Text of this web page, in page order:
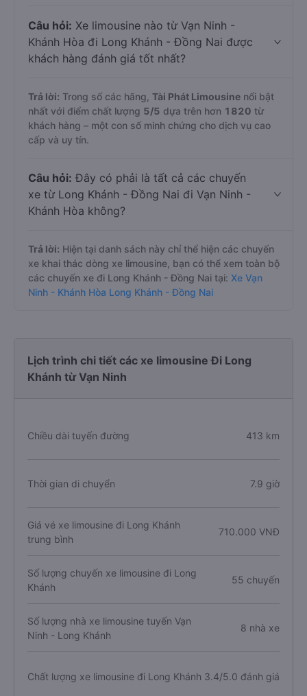
Câu hỏi: Xe limousine nào từ Vạn Ninh -
Khánh Hòa đi Long Khánh - Đồng Nai được
khách hàng đánh giá tốt nhất?
Trả lời: Trong số các hãng, Tài Phát Limousine nổi bật
nhất với điểm chất lượng 5/5 dựa trên hơn 1820 từ
khách hàng – một con số minh chứng cho dịch vụ cao
cấp và uy tín.
Câu hỏi: Đây có phải là tất cả các chuyến
xe từ Long Khánh - Đồng Nai đi Vạn Ninh -
Khánh Hòa không?
Trả lời: Hiện tại danh sách này chỉ thể hiện các chuyến
xe khai thác dòng xe limousine, bạn có thể xem toàn bộ
các chuyến xe đi Long Khánh - Đồng Nai tại: Xe Vạn
Ninh - Khánh Hòa Long Khánh - Đồng Nai
Lịch trình chi tiết các xe limousine Đi Long
Khánh từ Vạn Ninh
Chiều dài tuyến đường 413 km
Thời gian di chuyển 7.9 giờ
Giá vé xe limousine đi Long Khánh
trung bình
710.000 VNĐ
Số lượng chuyến xe limousine đi Long
Khánh
55 chuyến
Số lượng nhà xe limousine tuyến Vạn
Ninh - Long Khánh
8 nhà xe
Chất lượng xe limousine đi Long Khánh 3.4/5.0 đánh giá